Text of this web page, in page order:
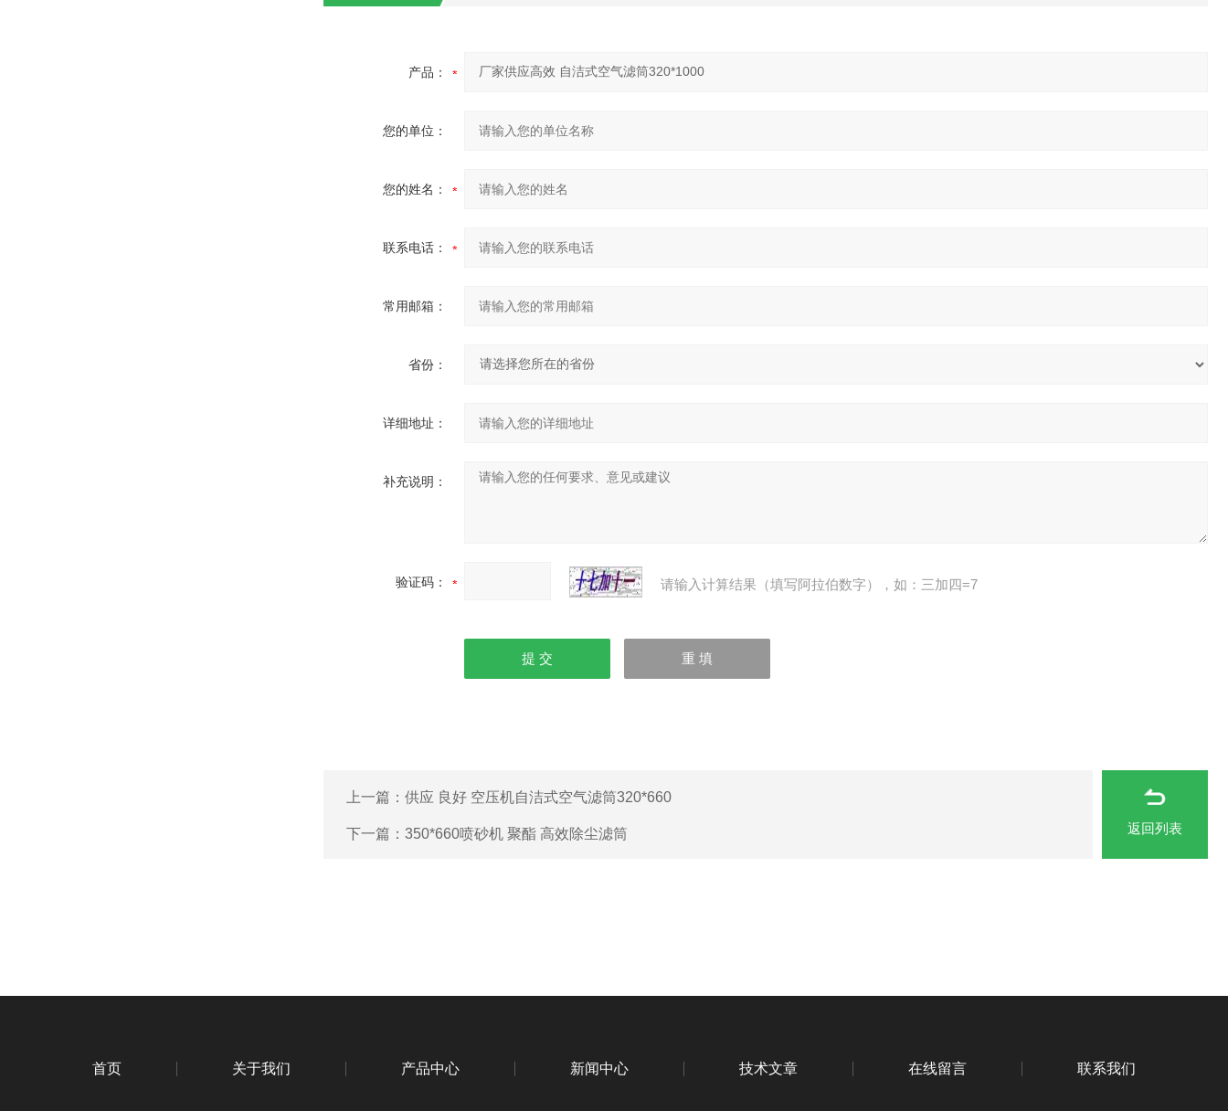
产品：
您的单位：
您的姓名：
联系电话：
常用邮箱：
省份：
详细地址：
补充说明：
验证码： 请输入计算结果（填写阿拉伯数字），如：三加四=7
上一篇： 供应 良好 空压机自洁式空气滤筒320*660
下一篇： 350*660喷砂机 聚酯 高效除尘滤筒 返回列表
首页 关于我们 产品中心 新闻中心 技术文章 在线留言 联系我们